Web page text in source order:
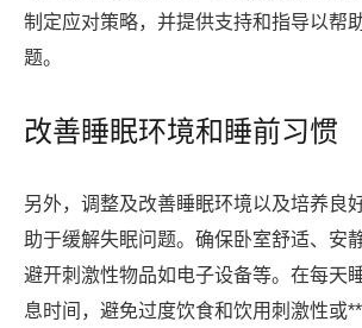
制定应对策略，并提供支持和指导以帮
题。
改善睡眠环境和睡前习惯
另外，调整及改善睡眠环境以及培养良
助于缓解失眠问题。确保卧室舒适、安
避开刺激性物品如电子设备等。在每天
息时间，避免过度饮食和饮用刺激性或